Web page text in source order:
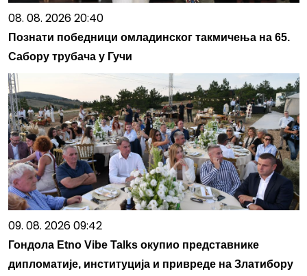
08. 08. 2026 20:40
Познати победници омладинског такмичења на 65.
Сабору трубача у Гучи
09. 08. 2026 09:42
Гондола Etno Vibe Talks окупио представнике
дипломатије, институција и привреде на Златибору